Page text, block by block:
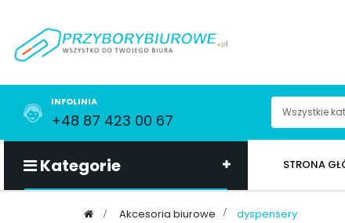
INFOLINIA
+48 87 423 00 67
Kategorie STRONA
> Akcesoria biurowe > dyspensery